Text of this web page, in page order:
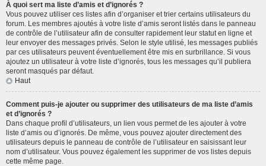
À quoi sert ma liste d’amis et d’ignorés ?
Vous pouvez utiliser ces listes afin d’organiser et trier certains utilisateurs du
forum. Les membres ajoutés à votre liste d’amis seront listés dans le panneau
de contrôle de l’utilisateur afin de consulter rapidement leur statut en ligne et
leur envoyer des messages privés. Selon le style utilisé, les messages publiés
par ces utilisateurs peuvent éventuellement être mis en surbrillance. Si vous
ajoutez un utilisateur à votre liste d’ignorés, tous les messages qu’il publiera
seront masqués par défaut.
Haut
Comment puis-je ajouter ou supprimer des utilisateurs de ma liste d’amis
et d’ignorés ?
Dans chaque profil d’utilisateurs, un lien vous permet de les ajouter à votre
liste d’amis ou d’ignorés. De même, vous pouvez ajouter directement des
utilisateurs depuis le panneau de contrôle de l’utilisateur en saisissant leur
nom d’utilisateur. Vous pouvez également les supprimer de vos listes depuis
cette même page.